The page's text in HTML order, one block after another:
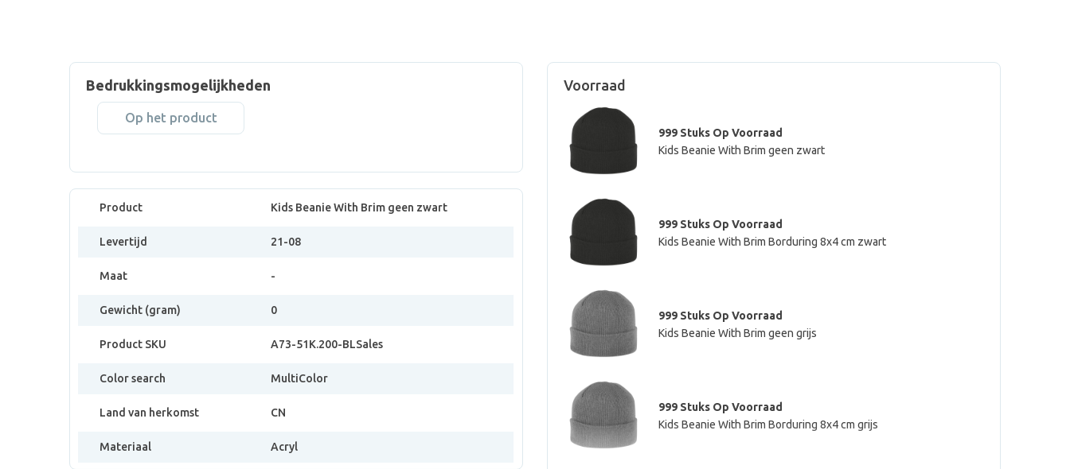
Bedrukkingsmogelijkheden
Op het product
Product Kids Beanie With Brim geen zwart
Levertijd 21-08
Maat -
Gewicht (gram) 0
Product SKU A73-51K.200-BLSales
Color search MultiColor
Land van herkomst CN
Materiaal Acryl
Voorraad
999 Stuks Op Voorraad
Kids Beanie With Brim geen zwart
999 Stuks Op Voorraad
Kids Beanie With Brim Borduring 8x4 cm zwart
999 Stuks Op Voorraad
Kids Beanie With Brim geen grijs
999 Stuks Op Voorraad
Kids Beanie With Brim Borduring 8x4 cm grijs